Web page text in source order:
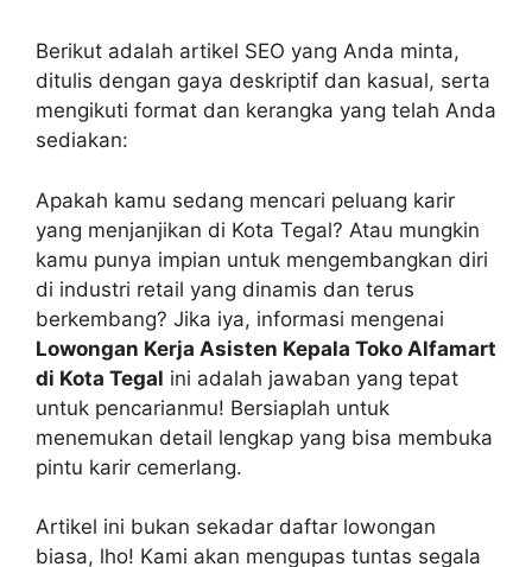
Berikut adalah artikel SEO yang Anda minta,
ditulis dengan gaya deskriptif dan kasual, serta
mengikuti format dan kerangka yang telah Anda
sediakan:
Apakah kamu sedang mencari peluang karir
yang menjanjikan di Kota Tegal? Atau mungkin
kamu punya impian untuk mengembangkan diri
di industri retail yang dinamis dan terus
berkembang? Jika iya, informasi mengenai
Lowongan Kerja Asisten Kepala Toko Alfamart
di Kota Tegal ini adalah jawaban yang tepat
untuk pencarianmu! Bersiaplah untuk
menemukan detail lengkap yang bisa membuka
pintu karir cemerlang.
Artikel ini bukan sekadar daftar lowongan
biasa, lho! Kami akan mengupas tuntas segala